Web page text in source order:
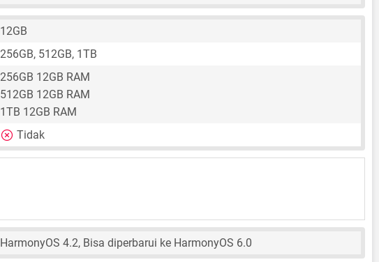
12GB
256GB, 512GB, 1TB
256GB 12GB RAM
512GB 12GB RAM
1TB 12GB RAM
Tidak
HarmonyOS 4.2, Bisa diperbarui ke HarmonyOS 6.0